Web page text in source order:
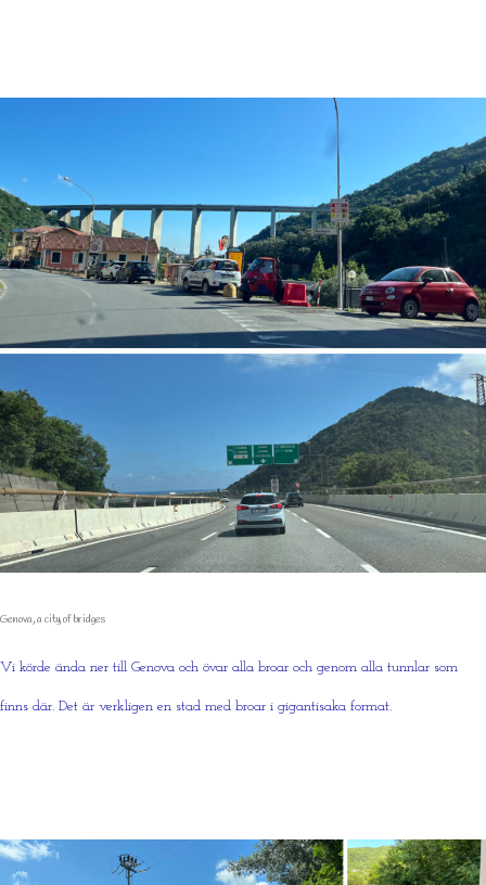
Genova, a city of bridges
Vi körde ända ner till Genova och övar alla broar och genom alla tunnlar som
finns där. Det är verkligen en stad med broar i gigantisaka format.